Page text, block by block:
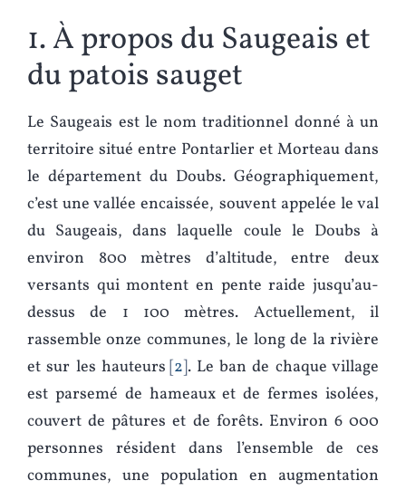
1. À propos du Saugeais et
du patois sauget
Le Saugeais est le nom traditionnel donné à un
territoire situé entre Pontarlier et Morteau dans
le département du Doubs. Géographiquement,
c’est une vallée encaissée, souvent appelée le val
du Saugeais, dans laquelle coule le Doubs à
environ 800 mètres d’altitude, entre deux
versants qui montent en pente raide jusqu’au-
dessus de 1 100 mètres. Actuellement, il
rassemble onze communes, le long de la rivière
et sur les hauteurs 2 . Le ban de chaque village
est parsemé de hameaux et de fermes isolées,
couvert de pâtures et de forêts. Environ 6 000
personnes résident dans l’ensemble de ces
communes, une population en augmentation